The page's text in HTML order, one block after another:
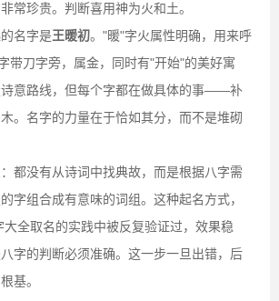
常珍贵。判断喜用神为火和土。
名字是王暖初。"暖"字火属性明确，用来呼
带刀字旁，属金，同时有"开始"的美好寓
诗意路线，但每个字都在做具体的事——补
。名字的力量在于恰如其分，而不是堆砌
都没有从诗词中找典故，而是根据八字需
字组合成有意味的词组。这种起名方式，
全取名的实践中被反复验证过，效果稳
字的判断必须准确。这一步一旦出错，后
基。